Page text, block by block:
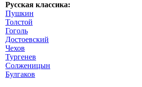
Русская классика:
Пушкин
Толстой
Гоголь
Достоевский
Чехов
Тургенев
Солженицын
Булгаков